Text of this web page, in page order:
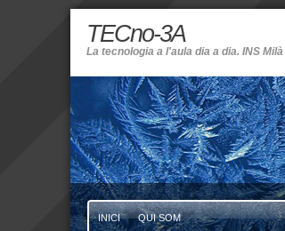
TECno-3A
La tecnologia a l'aula dia a dia. INS
INICI QUI SOM